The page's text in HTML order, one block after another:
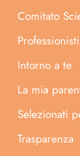
Comitato
Professionisti
Intorno a te
La mia
Selezionati
Trasparenza